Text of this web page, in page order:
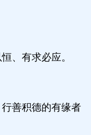
、有求必应。
善积德的有缘者